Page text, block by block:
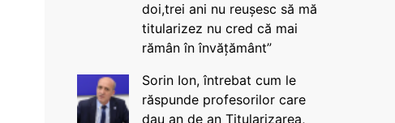
doi,trei ani nu reușesc să mă
titularizez nu cred că mai
rămân în învățământ”
Sorin Ion, întrebat cum le
răspunde profesorilor care
dau an de an Titularizarea,